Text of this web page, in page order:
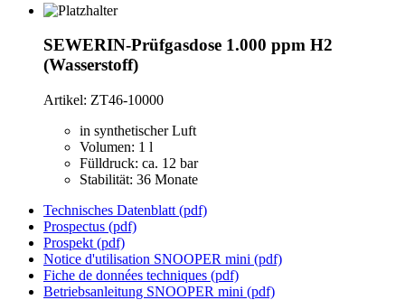
SEWERIN-Prüfgasdose 1.000 ppm H2
(Wasserstoff)
Artikel: ZT46-10000
in synthetischer Luft
Volumen: 1 l
Fülldruck: ca. 12 bar
Stabilität: 36 Monate
Technisches Datenblatt (pdf)
Prospectus (pdf)
Prospekt (pdf)
Notice d'utilisation SNOOPER mini (pdf)
Fiche de données techniques (pdf)
Betriebsanleitung SNOOPER mini (pdf)